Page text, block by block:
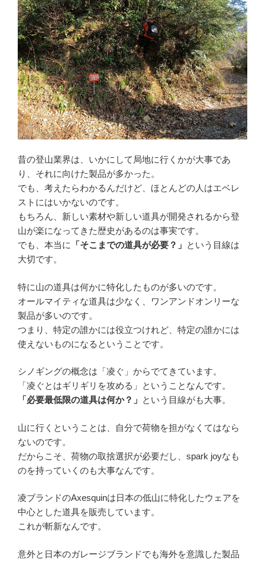
昔の登山業界は、いかにして局地に行くかが大事であ
り、それに向けた製品が多かった。
でも、考えたらわかるんだけど、ほとんどの人はエベレ
ストにはいかないのです。
もちろん、新しい素材や新しい道具が開発されるから登
山が楽になってきた歴史があるのは事実です。
でも、本当に
「そこまでの道具が必要？」 という目線は
大切です。
特に山の道具は何かに特化したものが多いのです。
オールマイティな道具は少なく、ワンアンドオンリーな
製品が多いのです。
つまり、特定の誰かには役立つけれど、特定の誰かには
使えないものになるということです。
シノギングの概念は「凌ぐ」からでてきています。
「凌ぐとはギリギリを攻める」ということなんです。
「必要最低限の道具は何か？」 という目線がも大事。
山に行くということは、自分で荷物を担がなくてはなら
ないのです。
だからこそ、荷物の取捨選択が必要だし、spark joyなも
のを持っていくのも大事なんです。
凌ブランドのAxesquinは日本の低山に特化したウェアを
中心とした道具を販売しています。
これが斬新なんです。
意外と日本のガレージブランドでも海外を意識した製品